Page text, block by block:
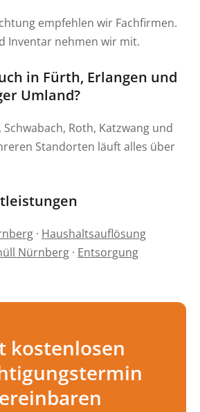
empfehlen wir Fachfirmen.
Inventar nehmen wir mit.
in Fürth, Erlangen und
Umland?
Schwabach, Roth, Katzwang und
Standorten läuft alles über
· Haushaltsauflösung
Nürnberg · Entsorgung
kostenlosen